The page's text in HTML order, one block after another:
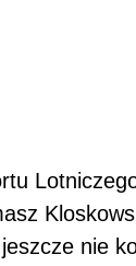
nie